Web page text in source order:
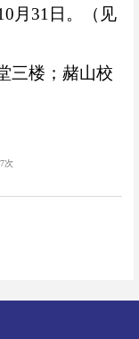
月31 日。（见
三楼；赭山校
次